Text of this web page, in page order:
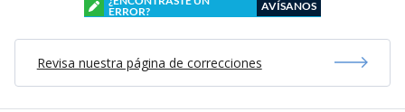
ERROR?
AVÍSANOS
Revisa nuestra página de correcciones